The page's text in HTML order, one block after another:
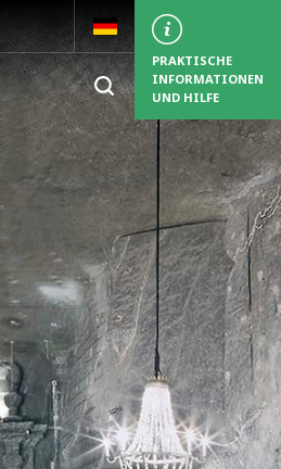
PRAKTISCHE
INFORMATIONEN
UND HILFE